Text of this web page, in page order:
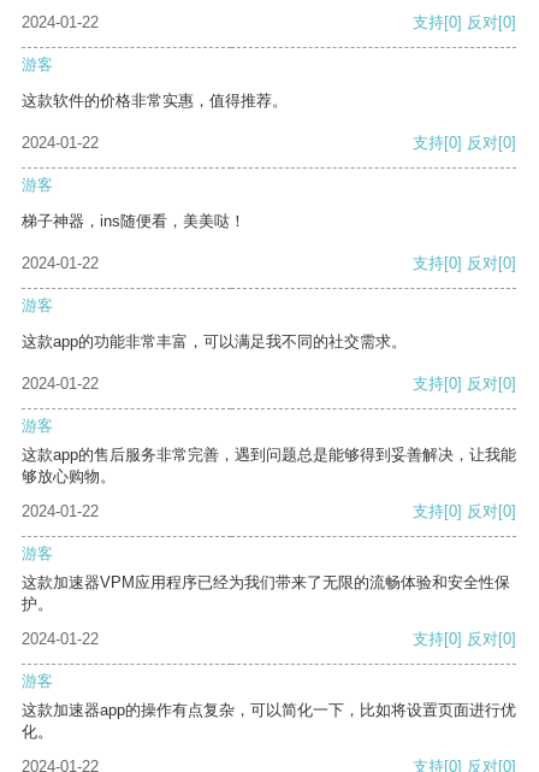
2024-01-22 支持[0] 反对[0]
游客
这款软件的价格非常实惠，值得推荐。
2024-01-22 支持[0] 反对[0]
游客
梯子神器，ins随便看，美美哒！
2024-01-22 支持[0] 反对[0]
游客
这款app的功能非常丰富，可以满足我不同的社交需求。
2024-01-22 支持[0] 反对[0]
游客
这款app的售后服务非常完善，遇到问题总是能够得到妥善解决，让我能
够放心购物。
2024-01-22
支持[0] 反对[0]
游客
这款加速器VPM应用程序已经为我们带来了无限的流畅体验和安全性保
护。
2024-01-22
支持[0] 反对[0]
游客
这款加速器app的操作有点复杂，可以简化一下，比如将设置页面进行优
化。
2024-01-22
支持[0] 反对[0]